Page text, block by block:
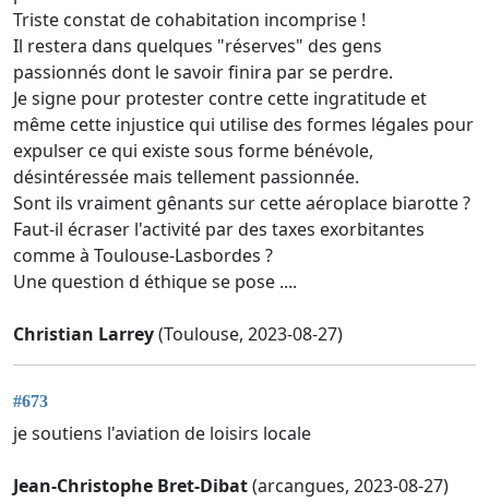
Triste constat de cohabitation incomprise !
Il restera dans quelques "réserves" des gens
passionnés dont le savoir finira par se perdre.
Je signe pour protester contre cette ingratitude et
même cette injustice qui utilise des formes légales pour
expulser ce qui existe sous forme bénévole,
désintéressée mais tellement passionnée.
Sont ils vraiment gênants sur cette aéroplace biarotte ?
Faut-il écraser l'activité par des taxes exorbitantes
comme à Toulouse-Lasbordes ?
Une question d éthique se pose ....
Christian Larrey(Toulouse, 2023-08-27)
#673
je soutiens l'aviation de loisirs locale
Jean-Christophe Bret-Dibat(arcangues, 2023-08-27)